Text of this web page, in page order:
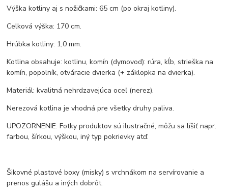
Výška kotliny aj s nožičkami: 65 cm (po okraj kotliny).
Celková výška: 170 cm.
Hrúbka kotliny: 1,0 mm.
Kotlina obsahuje: kotlinu, komín (dymovod): rúra, kĺb, strieška na
komín, popolník, otváracie dvierka (+ záklopka na dvierka).
Materiál: kvalitná nehrdzavejúca oceľ (nerez).
Nerezová kotlina je vhodná pre všetky druhy paliva.
UPOZORNENIE: Fotky produktov sú ilustračné, môžu sa líšiť napr.
farbou, šírkou, výškou, iný typ pokrievky atď.
Šikovné plastové boxy (misky) s vrchnákom na servírovanie a
prenos gulášu a iných dobrôt.